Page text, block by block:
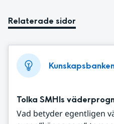
Relaterade sidor
Tolka SMHIs
Vad betyder egentligen